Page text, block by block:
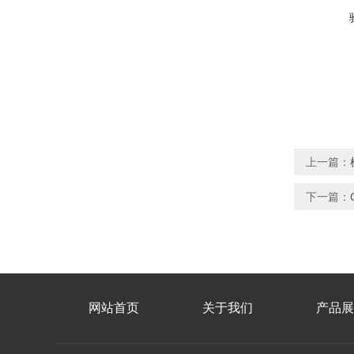
上一篇：
下一篇：
网站首页 关于我们 产品